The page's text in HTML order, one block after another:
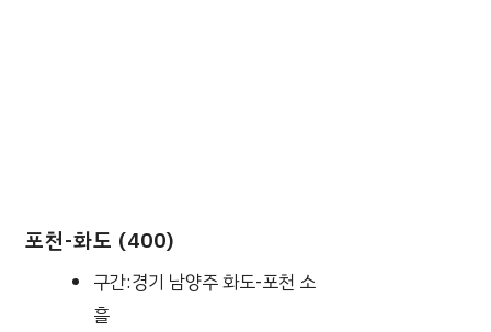
포천-화도 (400)
구간:경기 남양주 화도-포천 소
흘